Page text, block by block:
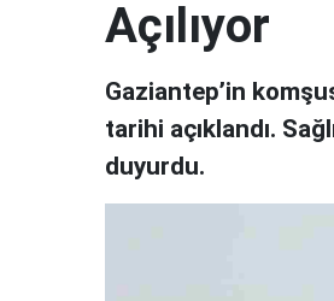
Açılıyor
Gaziantep’in
tarihi açıklandı.
duyurdu.